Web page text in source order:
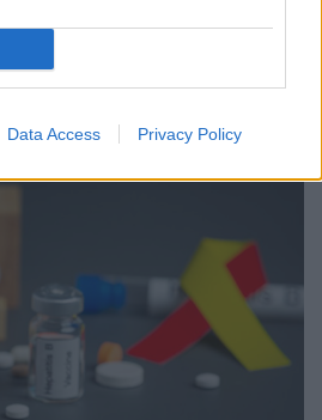
Data Access Privacy Policy
- 13:35
νοσήματα οι δύο
- 17.000 κρούσματα